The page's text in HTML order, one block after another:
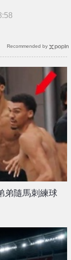
弟隨馬刺練球
Recommended by